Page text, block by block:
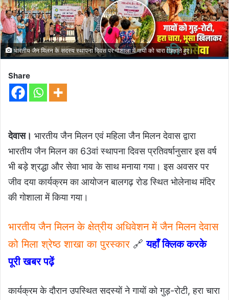
भारतीय जैन मिलन के सदस्य स्थापना दिवस पर गोशाला में गायों को चारा खिलाते हुए।
Share
देवास। भारतीय जैन मिलन एवं महिला जैन मिलन देवास द्वारा
भारतीय जैन मिलन का 63वां स्थापना दिवस प्रतिवर्षानुसार इस वर्ष
भी बड़े श्रद्धा और सेवा भाव के साथ मनाया गया। इस अवसर पर
जीव दया कार्यक्रम का आयोजन बालगढ़ रोड स्थित भोलेनाथ मंदिर
की गोशाला में किया गया।
भारतीय जैन मिलन के क्षेत्रीय अधिवेशन में जैन मिलन देवास
को मिला श्रेष्ठ शाखा का पुरस्कार 🔗यहाँ क्लिक करके
पूरी खबर पढ़ें